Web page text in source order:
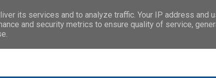
its services and to analyze traffic. Your IP address and
and security metrics to ensure quality of service,